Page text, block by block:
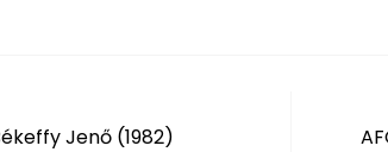
Jenő (1982)